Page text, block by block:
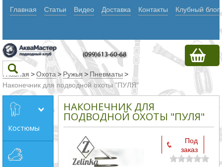
Главная Статьи Видео Доставка Контакты Клубный блог
Текст
Любое из
Главная >Охота > Ружья > Пневматы >
Наконечник для подводной охоты "ПУЛЯ"
Костюмы
НАКОНЕЧНИК ДЛЯ
ПОДВОДНОЙ ОХОТЫ "ПУЛЯ"
Под
заказ